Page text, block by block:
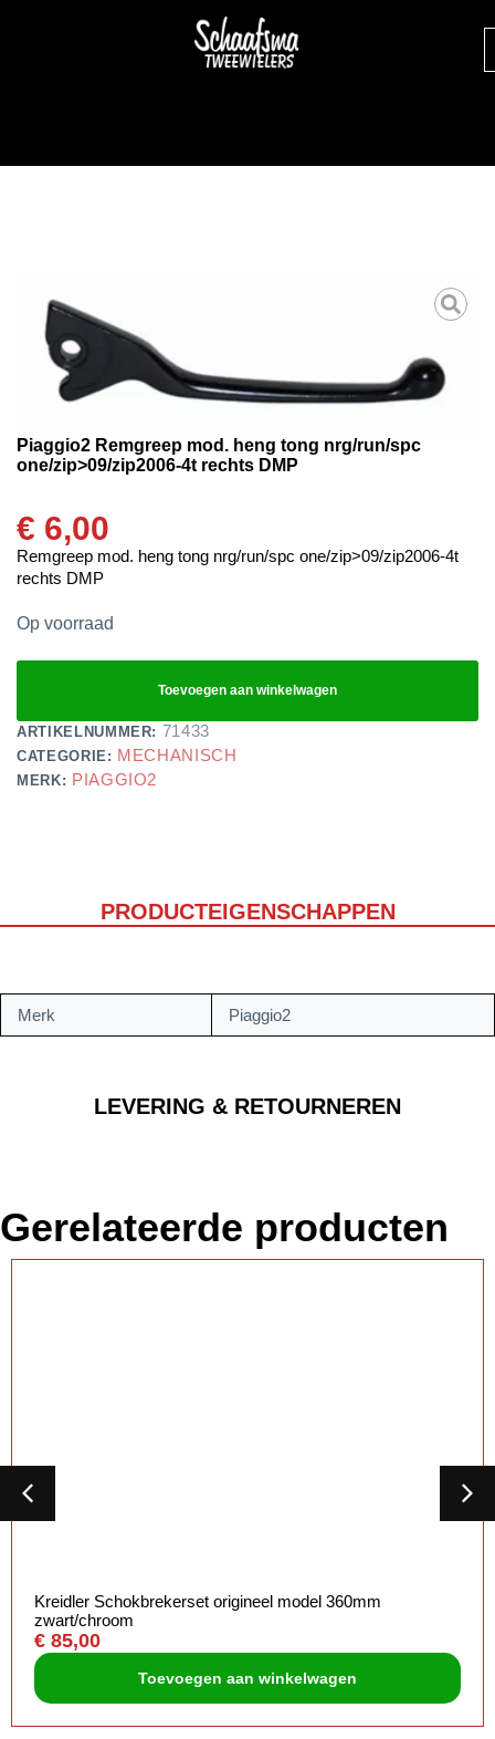
Piaggio2 Remgreep mod. heng tong nrg/run/spc
one/zip>09/zip2006-4t rechts DMP
€ 6,00
Remgreep mod. heng tong nrg/run/spc one/zip>09/zip2006-4t
rechts DMP
Op voorraad
Toevoegen aan winkelwagen
ARTIKELNUMMER: 71433
CATEGORIE: MECHANISCH
MERK: PIAGGIO2
PRODUCTEIGENSCHAPPEN
LEVERING & RETOURNEREN
Merk Piaggio2
Gerelateerde producten
Kreidler Schokbrekerset origineel model 360mm
zwart/chroom
€ 85,00
Toevoegen aan winkelwagen